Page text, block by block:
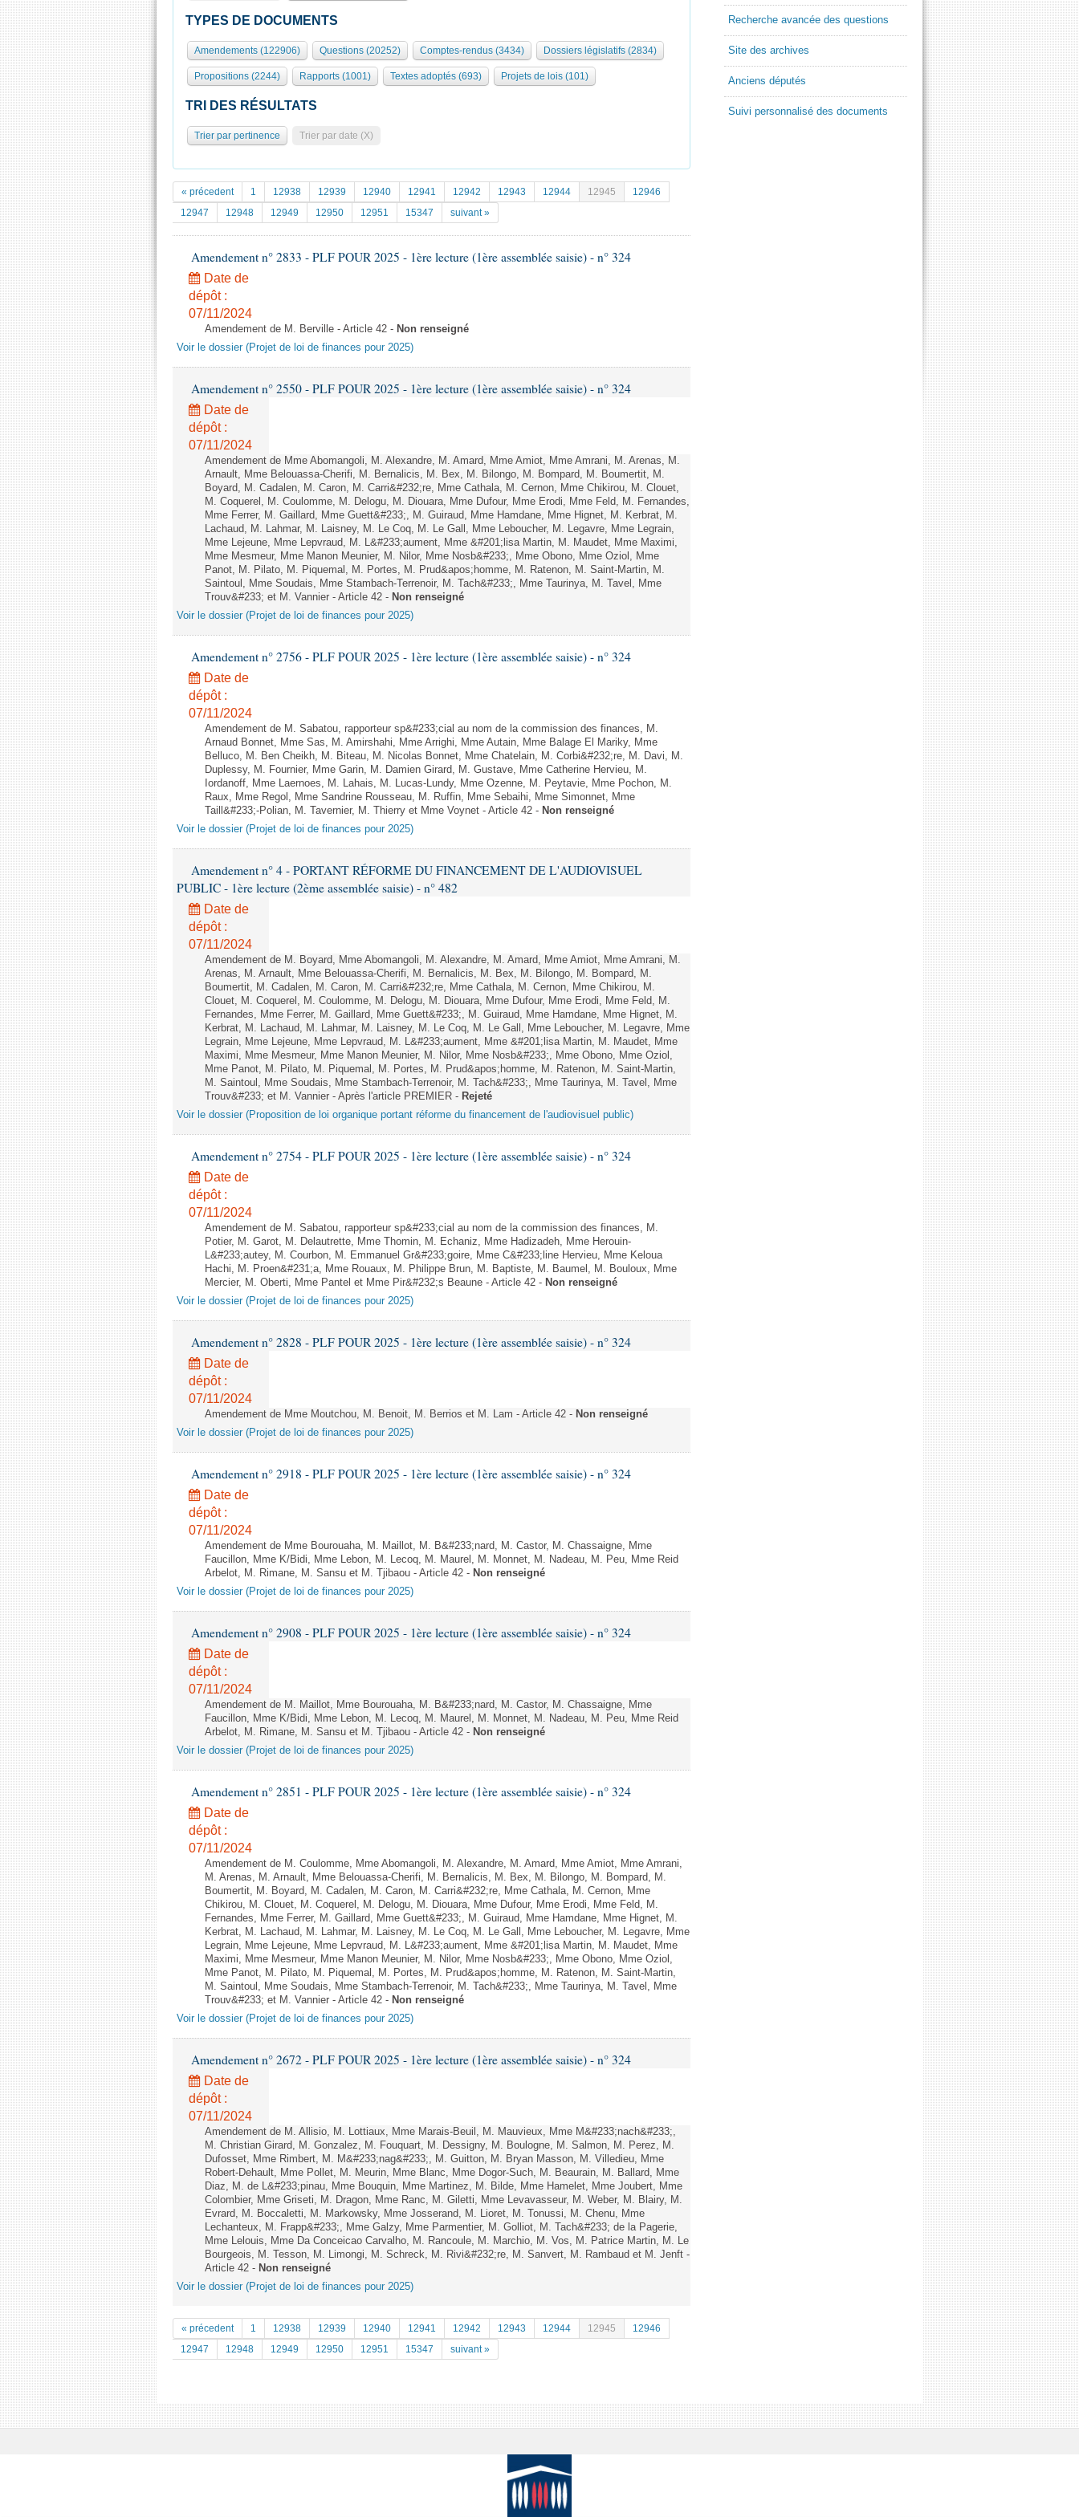
TYPES DE DOCUMENTS
Amendements (122906) Questions (20252) Comptes-rendus (3434) Dossiers législatifs (2834)
Propositions (2244) Rapports (1001) Textes adoptés (693) Projets de lois (101)
TRI DES RÉSULTATS
Trier par pertinence Trier par date (X)
« précedent 1 12938 12939 12940 12941 12942 12943 12944 12945
12946
12947
12948 12949 12950 12951 15347 suivant »
Amendement n° 2833 - PLF POUR 2025 - 1ère lecture (1ère assemblée saisie) - n° 324
Date de
dépôt :
07/11/2024
Amendement de M. Berville - Article 42 - Non renseigné
Voir le dossier (Projet de loi de finances pour 2025)
Amendement n° 2550 - PLF POUR 2025 - 1ère lecture (1ère assemblée saisie) - n° 324
Date de
dépôt :
07/11/2024
Amendement de Mme Abomangoli, M. Alexandre, M. Amard, Mme Amiot, Mme Amrani, M. Arenas, M.
Arnault, Mme Belouassa-Cherifi, M. Bernalicis, M. Bex, M. Bilongo, M. Bompard, M. Boumertit, M.
Boyard, M. Cadalen, M. Caron, M. Carri&#232;re, Mme Cathala, M. Cernon, Mme Chikirou, M. Clouet,
M. Coquerel, M. Coulomme, M. Delogu, M. Diouara, Mme Dufour, Mme Erodi, Mme Feld, M. Fernandes,
Mme Ferrer, M. Gaillard, Mme Guett&#233;, M. Guiraud, Mme Hamdane, Mme Hignet, M. Kerbrat, M.
Lachaud, M. Lahmar, M. Laisney, M. Le Coq, M. Le Gall, Mme Leboucher, M. Legavre, Mme Legrain,
Mme Lejeune, Mme Lepvraud, M. L&#233;aument, Mme &#201;lisa Martin, M. Maudet, Mme Maximi,
Mme Mesmeur, Mme Manon Meunier, M. Nilor, Mme Nosb&#233;, Mme Obono, Mme Oziol, Mme
Panot, M. Pilato, M. Piquemal, M. Portes, M. Prud&apos;homme, M. Ratenon, M. Saint-Martin, M.
Saintoul, Mme Soudais, Mme Stambach-Terrenoir, M. Tach&#233;, Mme Taurinya, M. Tavel, Mme
Trouv&#233; et M. Vannier - Article 42 - Non renseigné
Voir le dossier (Projet de loi de finances pour 2025)
Amendement n° 2756 - PLF POUR 2025 - 1ère lecture (1ère assemblée saisie) - n° 324
Date de
dépôt :
07/11/2024
Amendement de M. Sabatou, rapporteur sp&#233;cial au nom de la commission des finances, M.
Arnaud Bonnet, Mme Sas, M. Amirshahi, Mme Arrighi, Mme Autain, Mme Balage El Mariky, Mme
Belluco, M. Ben Cheikh, M. Biteau, M. Nicolas Bonnet, Mme Chatelain, M. Corbi&#232;re, M. Davi, M.
Duplessy, M. Fournier, Mme Garin, M. Damien Girard, M. Gustave, Mme Catherine Hervieu, M.
Iordanoff, Mme Laernoes, M. Lahais, M. Lucas-Lundy, Mme Ozenne, M. Peytavie, Mme Pochon, M.
Raux, Mme Regol, Mme Sandrine Rousseau, M. Ruffin, Mme Sebaihi, Mme Simonnet, Mme
Taill&#233;-Polian, M. Tavernier, M. Thierry et Mme Voynet - Article 42 - Non renseigné
Voir le dossier (Projet de loi de finances pour 2025)
Amendement n° 4 - PORTANT RÉFORME DU FINANCEMENT DE L'AUDIOVISUEL
PUBLIC - 1ère lecture (2ème assemblée saisie) - n° 482
Date de
dépôt :
07/11/2024
Amendement de M. Boyard, Mme Abomangoli, M. Alexandre, M. Amard, Mme Amiot, Mme Amrani, M.
Arenas, M. Arnault, Mme Belouassa-Cherifi, M. Bernalicis, M. Bex, M. Bilongo, M. Bompard, M.
Boumertit, M. Cadalen, M. Caron, M. Carri&#232;re, Mme Cathala, M. Cernon, Mme Chikirou, M.
Clouet, M. Coquerel, M. Coulomme, M. Delogu, M. Diouara, Mme Dufour, Mme Erodi, Mme Feld, M.
Fernandes, Mme Ferrer, M. Gaillard, Mme Guett&#233;, M. Guiraud, Mme Hamdane, Mme Hignet, M.
Kerbrat, M. Lachaud, M. Lahmar, M. Laisney, M. Le Coq, M. Le Gall, Mme Leboucher, M. Legavre, Mme
Legrain, Mme Lejeune, Mme Lepvraud, M. L&#233;aument, Mme &#201;lisa Martin, M. Maudet, Mme
Maximi, Mme Mesmeur, Mme Manon Meunier, M. Nilor, Mme Nosb&#233;, Mme Obono, Mme Oziol,
Mme Panot, M. Pilato, M. Piquemal, M. Portes, M. Prud&apos;homme, M. Ratenon, M. Saint-Martin,
M. Saintoul, Mme Soudais, Mme Stambach-Terrenoir, M. Tach&#233;, Mme Taurinya, M. Tavel, Mme
Trouv&#233; et M. Vannier - Après l'article PREMIER - Rejeté
Voir le dossier (Proposition de loi organique portant réforme du financement de l'audiovisuel public)
Amendement n° 2754 - PLF POUR 2025 - 1ère lecture (1ère assemblée saisie) - n° 324
Date de
dépôt :
07/11/2024
Amendement de M. Sabatou, rapporteur sp&#233;cial au nom de la commission des finances, M.
Potier, M. Garot, M. Delautrette, Mme Thomin, M. Echaniz, Mme Hadizadeh, Mme Herouin-
L&#233;autey, M. Courbon, M. Emmanuel Gr&#233;goire, Mme C&#233;line Hervieu, Mme Keloua
Hachi, M. Proen&#231;a, Mme Rouaux, M. Philippe Brun, M. Baptiste, M. Baumel, M. Bouloux, Mme
Mercier, M. Oberti, Mme Pantel et Mme Pir&#232;s Beaune - Article 42 - Non renseigné
Voir le dossier (Projet de loi de finances pour 2025)
Amendement n° 2828 - PLF POUR 2025 - 1ère lecture (1ère assemblée saisie) - n° 324
Date de
dépôt :
07/11/2024
Amendement de Mme Moutchou, M. Benoit, M. Berrios et M. Lam - Article 42 - Non renseigné
Voir le dossier (Projet de loi de finances pour 2025)
Amendement n° 2918 - PLF POUR 2025 - 1ère lecture (1ère assemblée saisie) - n° 324
Date de
dépôt :
07/11/2024
Amendement de Mme Bourouaha, M. Maillot, M. B&#233;nard, M. Castor, M. Chassaigne, Mme
Faucillon, Mme K/Bidi, Mme Lebon, M. Lecoq, M. Maurel, M. Monnet, M. Nadeau, M. Peu, Mme Reid
Arbelot, M. Rimane, M. Sansu et M. Tjibaou - Article 42 - Non renseigné
Voir le dossier (Projet de loi de finances pour 2025)
Amendement n° 2908 - PLF POUR 2025 - 1ère lecture (1ère assemblée saisie) - n° 324
Date de
dépôt :
07/11/2024
Amendement de M. Maillot, Mme Bourouaha, M. B&#233;nard, M. Castor, M. Chassaigne, Mme
Faucillon, Mme K/Bidi, Mme Lebon, M. Lecoq, M. Maurel, M. Monnet, M. Nadeau, M. Peu, Mme Reid
Arbelot, M. Rimane, M. Sansu et M. Tjibaou - Article 42 - Non renseigné
Voir le dossier (Projet de loi de finances pour 2025)
Amendement n° 2851 - PLF POUR 2025 - 1ère lecture (1ère assemblée saisie) - n° 324
Date de
dépôt :
07/11/2024
Amendement de M. Coulomme, Mme Abomangoli, M. Alexandre, M. Amard, Mme Amiot, Mme Amrani,
M. Arenas, M. Arnault, Mme Belouassa-Cherifi, M. Bernalicis, M. Bex, M. Bilongo, M. Bompard, M.
Boumertit, M. Boyard, M. Cadalen, M. Caron, M. Carri&#232;re, Mme Cathala, M. Cernon, Mme
Chikirou, M. Clouet, M. Coquerel, M. Delogu, M. Diouara, Mme Dufour, Mme Erodi, Mme Feld, M.
Fernandes, Mme Ferrer, M. Gaillard, Mme Guett&#233;, M. Guiraud, Mme Hamdane, Mme Hignet, M.
Kerbrat, M. Lachaud, M. Lahmar, M. Laisney, M. Le Coq, M. Le Gall, Mme Leboucher, M. Legavre, Mme
Legrain, Mme Lejeune, Mme Lepvraud, M. L&#233;aument, Mme &#201;lisa Martin, M. Maudet, Mme
Maximi, Mme Mesmeur, Mme Manon Meunier, M. Nilor, Mme Nosb&#233;, Mme Obono, Mme Oziol,
Mme Panot, M. Pilato, M. Piquemal, M. Portes, M. Prud&apos;homme, M. Ratenon, M. Saint-Martin,
M. Saintoul, Mme Soudais, Mme Stambach-Terrenoir, M. Tach&#233;, Mme Taurinya, M. Tavel, Mme
Trouv&#233; et M. Vannier - Article 42 - Non renseigné
Voir le dossier (Projet de loi de finances pour 2025)
Amendement n° 2672 - PLF POUR 2025 - 1ère lecture (1ère assemblée saisie) - n° 324
Date de
dépôt :
07/11/2024
Amendement de M. Allisio, M. Lottiaux, Mme Marais-Beuil, M. Mauvieux, Mme M&#233;nach&#233;,
M. Christian Girard, M. Gonzalez, M. Fouquart, M. Dessigny, M. Boulogne, M. Salmon, M. Perez, M.
Dufosset, Mme Rimbert, M. M&#233;nag&#233;, M. Guitton, M. Bryan Masson, M. Villedieu, Mme
Robert-Dehault, Mme Pollet, M. Meurin, Mme Blanc, Mme Dogor-Such, M. Beaurain, M. Ballard, Mme
Diaz, M. de L&#233;pinau, Mme Bouquin, Mme Martinez, M. Bilde, Mme Hamelet, Mme Joubert, Mme
Colombier, Mme Griseti, M. Dragon, Mme Ranc, M. Giletti, Mme Levavasseur, M. Weber, M. Blairy, M.
Evrard, M. Boccaletti, M. Markowsky, Mme Josserand, M. Lioret, M. Tonussi, M. Chenu, Mme
Lechanteux, M. Frapp&#233;, Mme Galzy, Mme Parmentier, M. Golliot, M. Tach&#233; de la Pagerie,
Mme Lelouis, Mme Da Conceicao Carvalho, M. Rancoule, M. Marchio, M. Vos, M. Patrice Martin, M. Le
Bourgeois, M. Tesson, M. Limongi, M. Schreck, M. Rivi&#232;re, M. Sanvert, M. Rambaud et M. Jenft -
Article 42 - Non renseigné
Voir le dossier (Projet de loi de finances pour 2025)
« précedent 1 12938 12939 12940 12941 12942 12943 12944 12945
12946
12947
12948 12949 12950 12951 15347 suivant »
Recherche avancée des questions
Site des archives
Anciens députés
Suivi personnalisé des documents